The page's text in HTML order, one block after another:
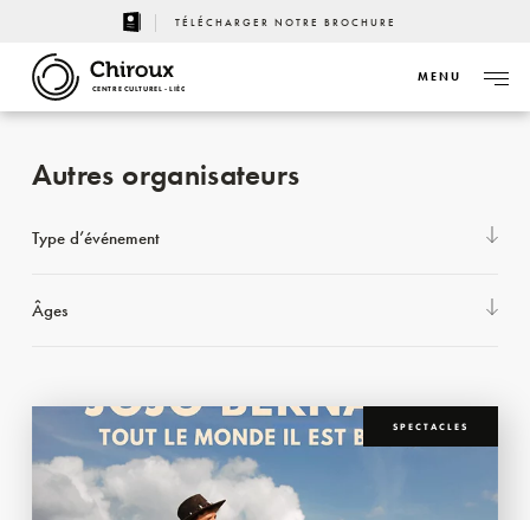
TÉLÉCHARGER NOTRE BROCHURE
CENTRE CULTUREL - LIÈGE
MENU
Autres organisateurs
Type d’événement
Âges
SPECTACLES